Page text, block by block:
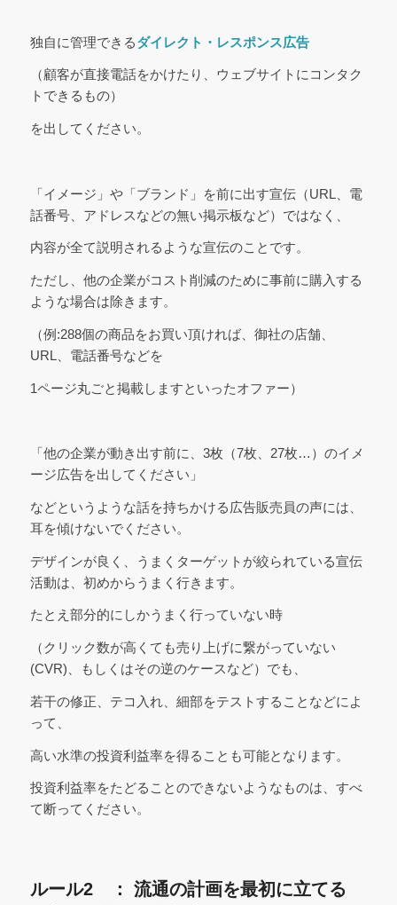
独自に管理できるダイレクト・レスポンス広告
（顧客が直接電話をかけたり、ウェブサイトにコンタク
トできるもの）
を出してください。
「イメージ」や「ブランド」を前に出す宣伝（URL、電
話番号、アドレスなどの無い掲示板など）ではなく、
内容が全て説明されるような宣伝のことです。
ただし、他の企業がコスト削減のために事前に購入する
ような場合は除きます。
（例:288個の商品をお買い頂ければ、御社の店舗、
URL、電話番号などを
1ページ丸ごと掲載しますといったオファー）
「他の企業が動き出す前に、3枚（7枚、27枚…）のイメ
ージ広告を出してください」
などというような話を持ちかける広告販売員の声には、
耳を傾けないでください。
デザインが良く、うまくターゲットが絞られている宣伝
活動は、初めからうまく行きます。
たとえ部分的にしかうまく行っていない時
（クリック数が高くても売り上げに繋がっていない
(CVR)、もしくはその逆のケースなど）でも、
若干の修正、テコ入れ、細部をテストすることなどによ
って、
高い水準の投資利益率を得ることも可能となります。
投資利益率をたどることのできないようなものは、すべ
て断ってください。
ルール2 ： 流通の計画を最初に立てる